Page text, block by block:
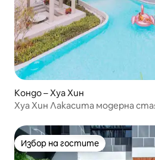
Кондо – Хуа Хин
Хуа Хин Лакасита модерна
Избор на гостите
Избор на гостите